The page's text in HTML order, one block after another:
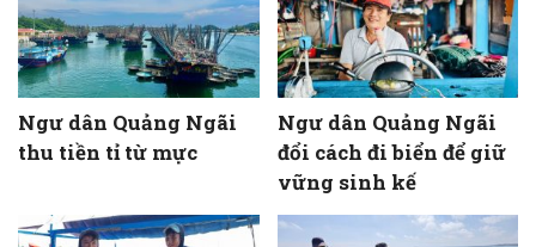
Ngư dân Quảng Ngãi
thu tiền tỉ từ mực
Ngư dân Quảng Ngãi
đổi cách đi biển để giữ
vững sinh kế